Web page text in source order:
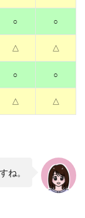
○ ○
△ △
○ ○
△ △
ね。